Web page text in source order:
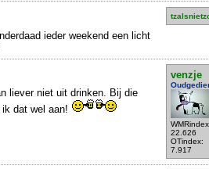
ieder weekend een licht
venzje
22.626
OTindex:
7.917
liever niet uit drinken. Bij die
dat wel aan!